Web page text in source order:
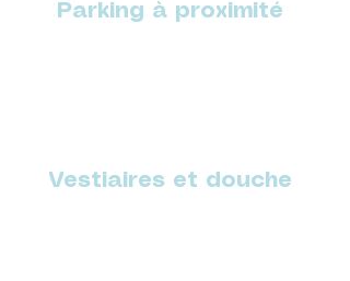
Parking à proximité
Vestiaires et douche